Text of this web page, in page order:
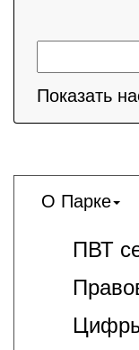
Показать
О Парке
ПВТ